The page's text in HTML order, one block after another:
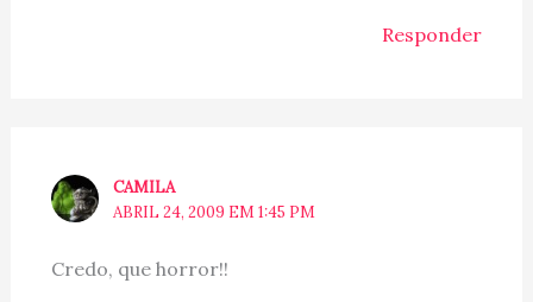
Responder
CAMILA
ABRIL 24, 2009 EM 1:45 PM
Credo, que horror!!